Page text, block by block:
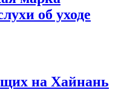
об уходе
на Хайнань